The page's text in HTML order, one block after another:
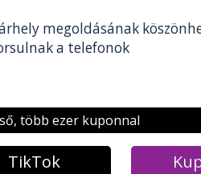
megoldásának
a telefonok
több ezer kuponnal
TikTok